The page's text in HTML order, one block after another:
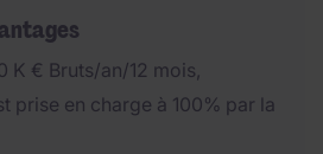
K € Bruts/an/12 mois,
prise en charge à 100% par la